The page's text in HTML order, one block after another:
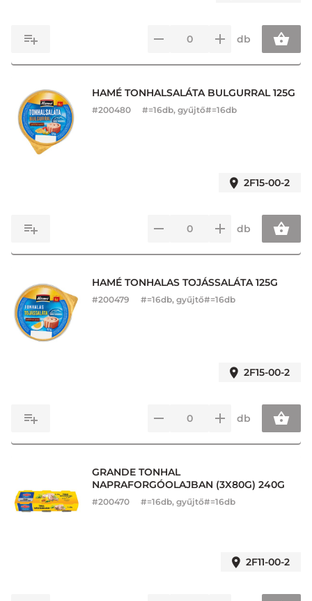
db
HAMÉ TONHALSALÁTA BULGURRAL 125G
#200480 #=16db, gyűjtő#=16db
2F15-00-2
db
HAMÉ TONHALAS TOJÁSSALÁTA 125G
#200479 #=16db, gyűjtő#=16db
2F15-00-2
db
GRANDE TONHAL
NAPRAFORGÓOLAJBAN (3X80G) 240G
#200470 #=16db, gyűjtő#=16db
2F11-00-2